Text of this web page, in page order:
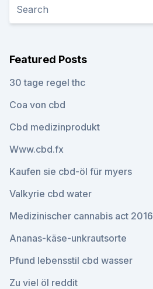
Featured Posts
30 tage regel thc
Coa von cbd
Cbd medizinprodukt
Www.cbd.fx
Kaufen sie cbd-öl für myers
Valkyrie cbd water
Medizinischer cannabis act 2016
Ananas-käse-unkrautsorte
Pfund lebensstil cbd wasser
Zu viel öl reddit